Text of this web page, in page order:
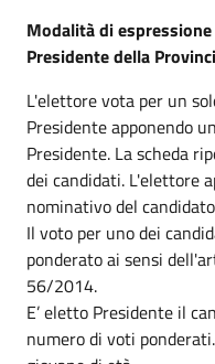
Modalità di
Presidente della
L'elettore vota per un
Presidente apponendo
Presidente. La scheda
dei candidati. L'elettore
nominativo del
Il voto per uno dei
ponderato ai sensi
56/2014.
E’ eletto Presidente il
numero di voti